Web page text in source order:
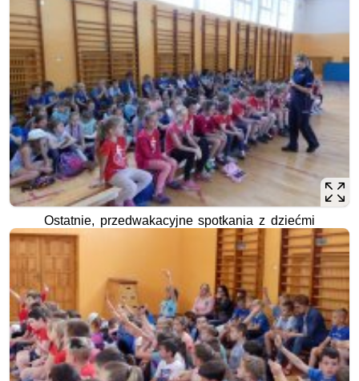
Ostatnie, przedwakacyjne spotkania z dziećmi